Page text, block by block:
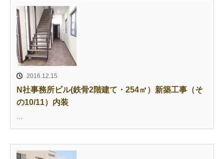
2016.12.15
N社事務所ビル(鉄骨2階建て・254㎡）新築工事（そ
の10/11）内装
…